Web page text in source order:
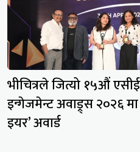
भीचित्रले जित्यो १५औं
इन्गेजमेन्ट अवाड्र्स २०२६
इयर’ अवार्ड